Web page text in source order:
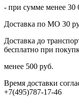
- при сумме менее 30
Доставка по МО 30
Доставка до
бесплатно при
менее 500 руб.
Время доставки
+7(495)787-17-46